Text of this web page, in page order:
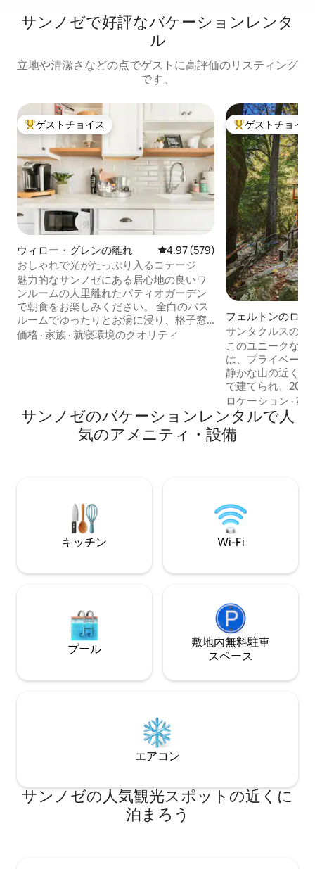
サンノゼで好評なバケーションレンタ
ル
立地や清潔さなどの点でゲストに高評価のリスティング
です。
大好評のゲストチョイスです。
ゲストチョイス
ウィロー・グレンの離れ レビュー579件、5つ星中4.97つ
4.97 (579)
おしゃれで光がたっぷり入るコテージ
魅力的なサンノゼにある居心地の良いワ
ンルームの人里離れたパティオガーデン
で朝食をお楽しみください。 全白のバス
ルームでゆったりとお湯に浸り、格子窓
の下のアンティークチェアで本を読みな
い。 Roku TV、エアコン/ヒーター、電気
暖炉でリラックスできます。 設備の整っ
たキッチンとダイニングエリア。 楽しん
もご利用いただける専用パティオをお楽
しみください。 ゲストのプライバシーは
尊重しますが、ご不明な点がございまし
たら、お電話またはテキストでお問い合
ノゼとシリコンバレー内のサウスベイで
行、アンティークショップ、ビューティ
サロン、コーヒーハウスがすべて近くに
あります。 安全で明るい路上駐車場がた
くさんあります。 市バス停はすぐ近くに
ォルニア列車は1マイルの距離にありま
るダウンタウンのビジネスがあります。
多くの人気レストラン、銀行、アンティ
ークショップ、ビューティサロン、コー
ヒーハウスなどがあります。すべて車や
価格 · 家族 · 就寝環境のクオリティ
大好評のゲスト
ゲストチョイス
フェルトンのログ
サンタクルスの三
このユニークな三
は、プライベート
静かな山の近くに
で建てられ、
た。 レッドウッドの小川のほとりにある
小さな天国です。 *ヘンリー・カウエル・
レッドウッド州立
ンプ鉄道、ロック
20分。 *ザヤンテ・クリーク・マーケット
（EV充電器）まで1分 ソーシャル
アで私たちを見つ
ロケーション ·家
サンノゼのバケーションレンタルで人
気のアメニティ・設備
キッチン Wi-Fi
プール
敷地内無料駐⁠車
ス⁠ペ⁠ー⁠ス
エアコン
サンノゼの人気観光スポットの近くに
泊まろう